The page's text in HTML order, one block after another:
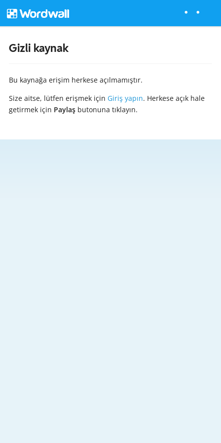
Gizli kaynak
Bu kaynağa erişim herkese açılmamıştır.
Size aitse, lütfen erişmek için Giriş yapın. Herkese açık hale
getirmek için Paylaşbutonuna tıklayın.